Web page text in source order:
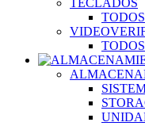
TECLADOS
TODOS
TODOS